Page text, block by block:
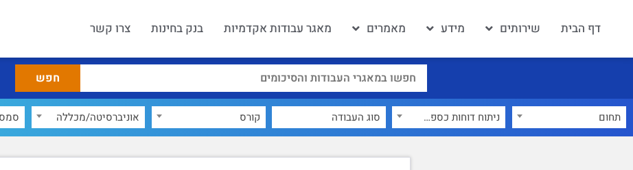
דף הבית שירותים מידע מאמרים מאגר עבודות אקדמיות בנק בחינות צרו קשר
תחום ניתוח דוחות כספיים קורס אוניברסיטה/מכללה